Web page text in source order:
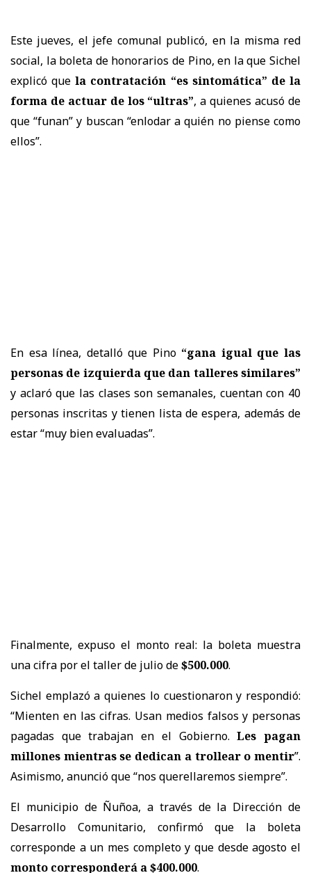
Este jueves, el jefe comunal publicó, en la misma red
social, la boleta de honorarios de Pino, en la que Sichel
explicó quela contratación “es sintomática” de la
forma de actuar de los “ultras”, a quienes acusó de
que “funan” y buscan “enlodar a quién no piense como
ellos”.
En esa línea, detalló que Pino “gana igual que las
personas de izquierda que dan talleres similares”
y aclaró que las clases son semanales, cuentan con 40
personas inscritas y tienen lista de espera, además de
estar “muy bien evaluadas”.
Finalmente, expuso el monto real: la boleta muestra
una cifra por el taller de julio de$500.000.
Sichel emplazó a quienes lo cuestionaron y respondió:
“Mienten en las cifras. Usan medios falsos y personas
pagadas que trabajan en el Gobierno.Les pagan
millones mientras se dedican a trollear o mentir”.
Asimismo, anunció que “nos querellaremos siempre”.
El municipio de Ñuñoa, a través de la Dirección de
Desarrollo Comunitario, confirmó que la boleta
corresponde a un mes completo y que desde agosto el
monto corresponderá a $400.000.